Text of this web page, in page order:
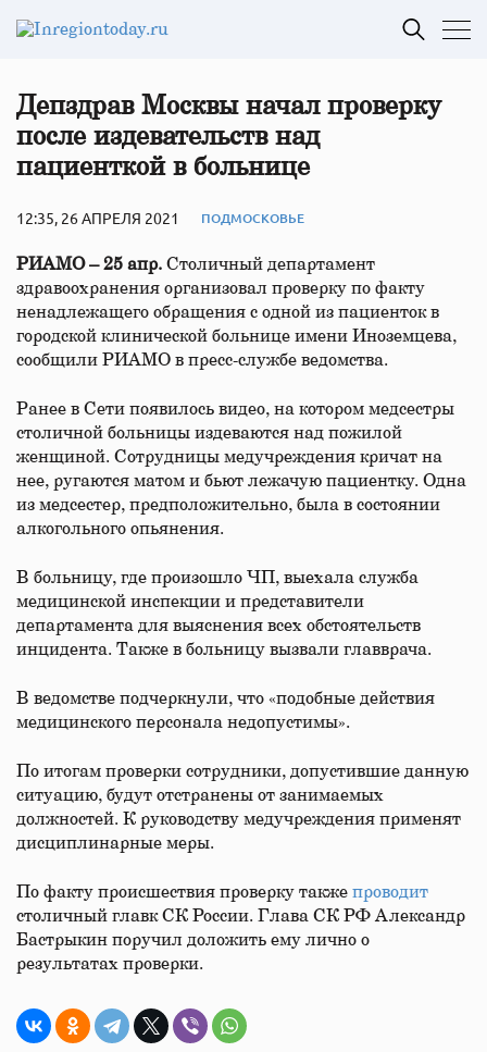
Депздрав Москвы начал проверку
после издевательств над
пациенткой в больнице
12:35, 26 АПРЕЛЯ 2021 ПОДМОСКОВЬЕ
РИАМО – 25 апр. Столичный департамент
здравоохранения организовал проверку по факту
ненадлежащего обращения с одной из пациенток в
городской клинической больнице имени Иноземцева,
сообщили РИАМО в пресс-службе ведомства.
Ранее в Сети появилось видео, на котором медсестры
столичной больницы издеваются над пожилой
женщиной. Сотрудницы медучреждения кричат на
нее, ругаются матом и бьют лежачую пациентку. Одна
из медсестер, предположительно, была в состоянии
алкогольного опьянения.
В больницу, где произошло ЧП, выехала служба
медицинской инспекции и представители
департамента для выяснения всех обстоятельств
инцидента. Также в больницу вызвали главврача.
В ведомстве подчеркнули, что «подобные действия
медицинского персонала недопустимы».
По итогам проверки сотрудники, допустившие данную
ситуацию, будут отстранены от занимаемых
должностей. К руководству медучреждения применят
дисциплинарные меры.
По факту происшествия проверку также проводит
столичный главк СК России. Глава СК РФ Александр
Бастрыкин поручил доложить ему лично о
результатах проверки.